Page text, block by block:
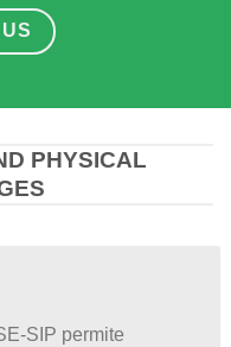
PHYSICAL
SIP permite